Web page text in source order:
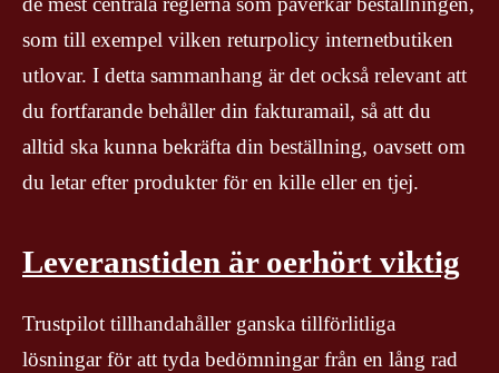
som till exempel vilken returpolicy internetbutiken
utlovar. I detta sammanhang är det också relevant att
du fortfarande behåller din fakturamail, så att du
alltid ska kunna bekräfta din beställning, oavsett om
du letar efter produkter för en kille eller en tjej.
Leveranstiden är oerhört viktig
Trustpilot tillhandahåller ganska tillförlitliga
lösningar för att tyda bedömningar från en lång rad